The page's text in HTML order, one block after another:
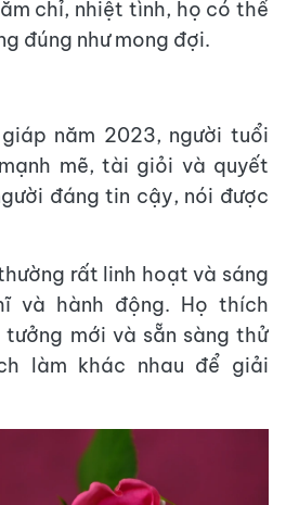
chỉ, nhiệt tình, họ có thể
đúng như mong đợi.
năm 2023, người tuổi
mẽ, tài giỏi và quyết
đáng tin cậy, nói được
rất linh hoạt và sáng
và hành động. Họ thích
mới và sẵn sàng thử
làm khác nhau để giải